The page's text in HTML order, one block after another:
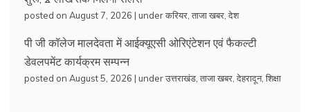
posted on August 7, 2026 | underकरियर ताजा खबर देश
पी जी कॉलेज मालदेवता में आईक्यूएसी ओरिएंटेशन एवं फैकल्टी
डेवलपमेंट कार्यक्रम सम्पन्न
posted on August 5, 2026 | underउत्तराखंड ताजा खबर देहरादून, शिक्षा